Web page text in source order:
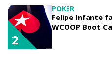
POKER
Felipe Infante
WCOOP Boot
2